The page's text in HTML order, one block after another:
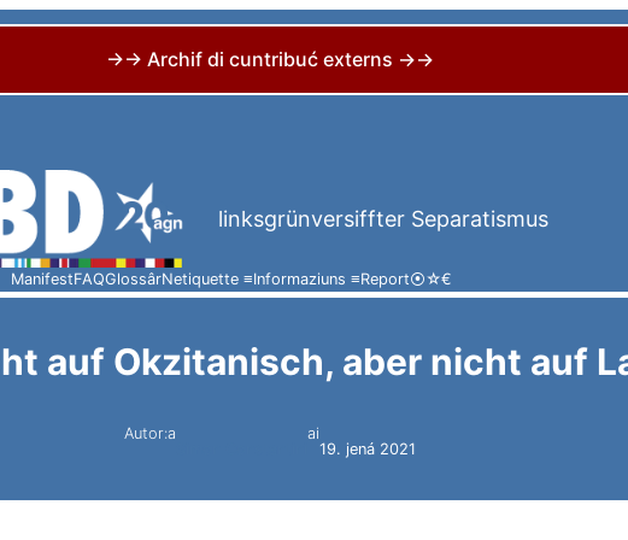
→→ Archif di cuntribuć externs →→
linksgrünversiffter Separatismus
ManifestFAQGlossârNetiquette ≡Informaziuns ≡Report⦿☆€
auf Okzitanisch, aber nicht auf
Autor:a
ai
19. jená 2021